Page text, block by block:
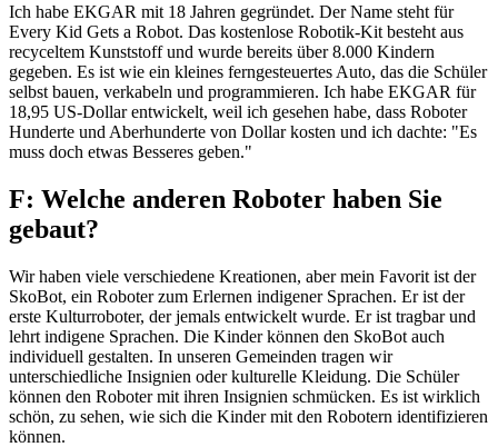
Ich habe EKGAR mit 18 Jahren gegründet. Der Name steht für
Every Kid Gets a Robot. Das kostenlose Robotik-Kit besteht aus
recyceltem Kunststoff und wurde bereits über 8.000 Kindern
gegeben. Es ist wie ein kleines ferngesteuertes Auto, das die Schüler
selbst bauen, verkabeln und programmieren. Ich habe EKGAR für
18,95 US-Dollar entwickelt, weil ich gesehen habe, dass Roboter
Hunderte und Aberhunderte von Dollar kosten und ich dachte: "Es
muss doch etwas Besseres geben."
F: Welche anderen Roboter haben Sie
gebaut?
Wir haben viele verschiedene Kreationen, aber mein Favorit ist der
SkoBot, ein Roboter zum Erlernen indigener Sprachen. Er ist der
erste Kulturroboter, der jemals entwickelt wurde. Er ist tragbar und
lehrt indigene Sprachen. Die Kinder können den SkoBot auch
individuell gestalten. In unseren Gemeinden tragen wir
unterschiedliche Insignien oder kulturelle Kleidung. Die Schüler
können den Roboter mit ihren Insignien schmücken. Es ist wirklich
schön, zu sehen, wie sich die Kinder mit den Robotern identifizieren
können.